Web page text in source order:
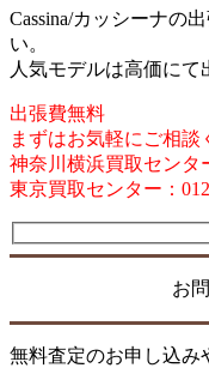
Cassina/カッシーナの
い。
人気モデルは高価にて
出張費無料
まずはお気軽にご相談
神奈川横浜買取センタ
東京買取センター：
お
無料査定のお申し込み